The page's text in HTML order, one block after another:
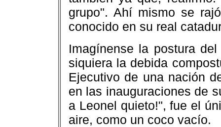
grupo". Ahí mismo se
conocido en su real
Imagínense la postura
siquiera la debida
Ejecutivo de una nación
en las inauguraciones de
a Leonel quieto!", fue el
aire, como un coco vacío.